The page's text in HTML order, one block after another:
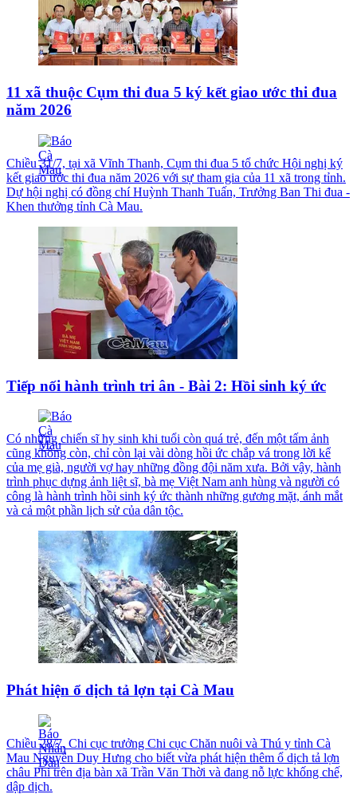
11 xã thuộc Cụm thi đua 5 ký kết giao ước thi đua
năm 2026
Chiều 31/7, tại xã Vĩnh Thanh, Cụm thi đua 5 tổ chức Hội nghị ký
kết giao ước thi đua năm 2026 với sự tham gia của 11 xã trong tỉnh.
Dự hội nghị có đồng chí Huỳnh Thanh Tuấn, Trưởng Ban Thi đua -
Khen thưởng tỉnh Cà Mau.
Tiếp nối hành trình tri ân - Bài 2: Hồi sinh ký ức
Có những chiến sĩ hy sinh khi tuổi còn quá trẻ, đến một tấm ảnh
cũng không còn, chỉ còn lại vài dòng hồi ức chắp vá trong lời kể
của mẹ già, người vợ hay những đồng đội năm xưa. Bởi vậy, hành
trình phục dựng ảnh liệt sĩ, bà mẹ Việt Nam anh hùng và người có
công là hành trình hồi sinh ký ức thành những gương mặt, ánh mắt
và cả một phần lịch sử của dân tộc.
Phát hiện ổ dịch tả lợn tại Cà Mau
Chiều 28/7, Chi cục trưởng Chi cục Chăn nuôi và Thú y tỉnh Cà
Mau Nguyễn Duy Hưng cho biết vừa phát hiện thêm ổ dịch tả lợn
châu Phi trên địa bàn xã Trần Văn Thời và đang nỗ lực khống chế,
dập dịch.